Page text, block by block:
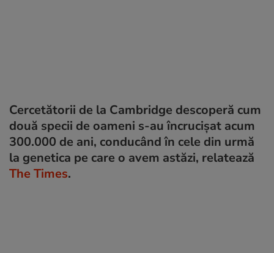
Cercetătorii de la Cambridge descoperă cum
două specii de oameni s-au încrucișat acum
300.000 de ani, conducând în cele din urmă
la genetica pe care o avem astăzi, relatează
The Times.